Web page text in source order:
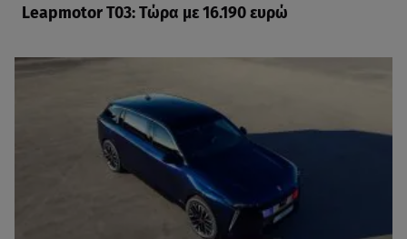
Leapmotor T03: Τώρα με 16.190 ευρώ